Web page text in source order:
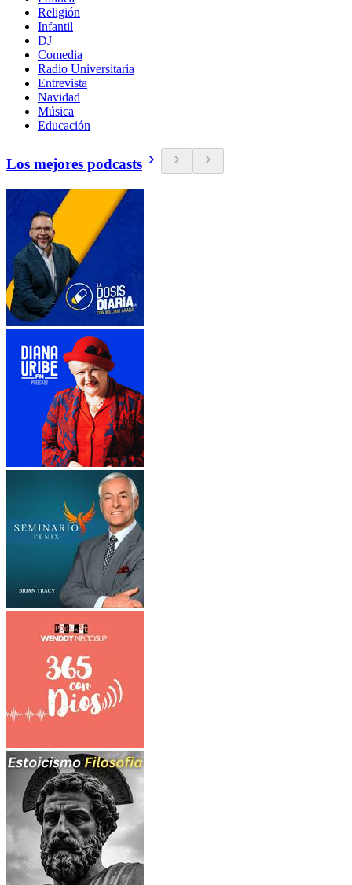
Religión
Infantil
DJ
Comedia
Radio Universitaria
Entrevista
Navidad
Música
Educación
Los mejores podcasts